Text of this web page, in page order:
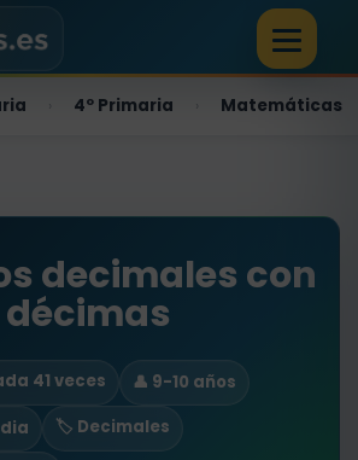
4º Primaria Matemáticas
decimales con
décimas
41 veces
👤 9-10 años
🏷️ Decimales